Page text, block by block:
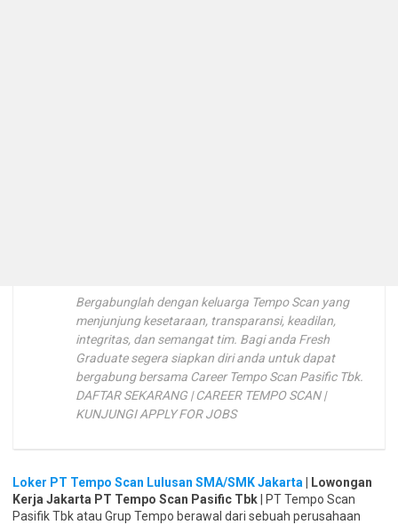
Bergabunglah dengan keluarga Tempo Scan yang
menjunjung kesetaraan, transparansi, keadilan,
integritas, dan semangat tim. Bagi anda Fresh
Graduate segera siapkan diri anda untuk dapat
bergabung bersama Career Tempo Scan Pasific Tbk.
DAFTAR SEKARANG | CAREER TEMPO SCAN |
KUNJUNGI APPLY FOR JOBS
Loker PT Tempo Scan Lulusan SMA/SMK Jakarta | Lowongan
Kerja Jakarta PT Tempo Scan Pasific Tbk | PT Tempo Scan
Pasifik Tbk atau Grup Tempo berawal dari sebuah perusahaan